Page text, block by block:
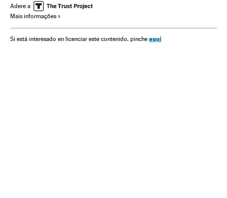
Problemas demográficos
Crise humanitária
Política migração Fronteiras Revoluções
Adere a
Mais informações
Si está interesado en licenciar este contenido, pinche aquí